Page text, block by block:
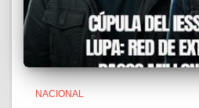
NACIONAL